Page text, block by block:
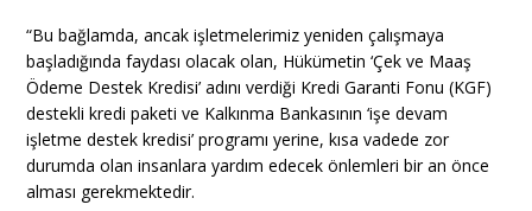
“Bu bağlamda, ancak işletmelerimiz yeniden çalışmaya
başladığında faydası olacak olan, Hükümetin ‘Çek ve Maaş
Ödeme Destek Kredisi’ adını verdiği Kredi Garanti Fonu (KGF)
destekli kredi paketi ve Kalkınma Bankasının ‘işe devam
işletme destek kredisi’ programı yerine, kısa vadede zor
durumda olan insanlara yardım edecek önlemleri bir an önce
alması gerekmektedir.